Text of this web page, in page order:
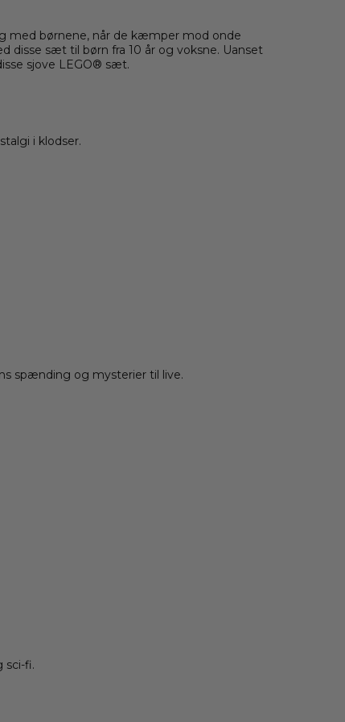
med børnene, når de kæmper mod onde
disse sæt til børn fra 10 år og voksne. Uanset
sjove LEGO® sæt.
i klodser.
spænding og mysterier til live.
sci-fi.